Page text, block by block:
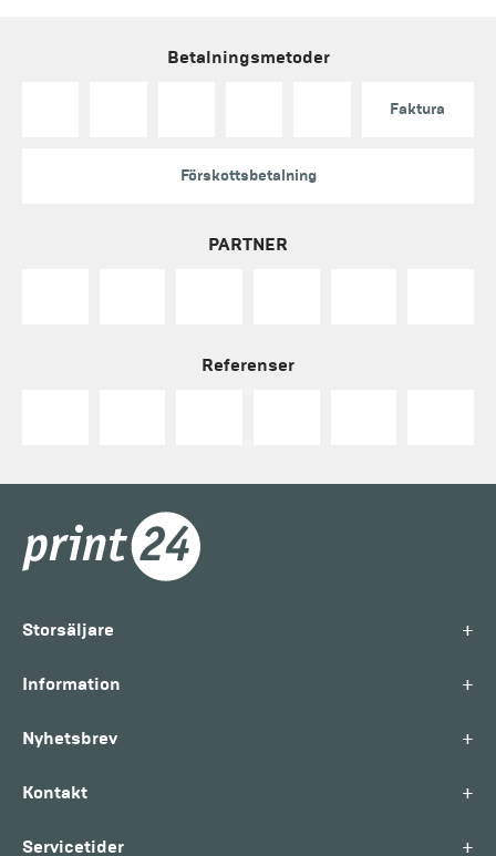
Betalningsmetoder
Faktura
Förskottsbetalning
PARTNER
Referenser
Storsäljare +
Information +
Nyhetsbrev +
Kontakt +
Servicetider +